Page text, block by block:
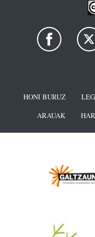
HONI BURUZ
ARAUAK